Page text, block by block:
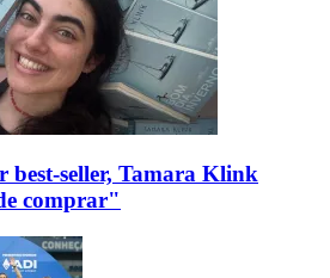
best-seller, Tamara Klink
comprar"